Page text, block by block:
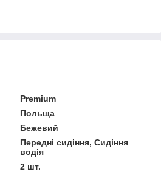
Premium
Польща
Бежевий
Передні сидіння, Сидіння
водія
2 шт.